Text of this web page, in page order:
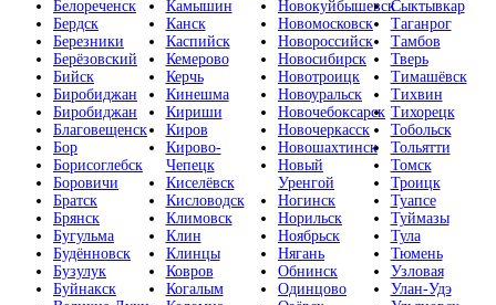
Белореченск
Бердск
Березники
Берёзовский
Бийск
Биробиджан
Биробиджан
Благовещенск
Бор
Борисоглебск
Боровичи
Братск
Брянск
Бугульма
Будённовск
Бузулук
Буйнакск
Камышин
Канск
Каспийск
Кемерово
Керчь
Кинешма
Кириши
Киров
Кирово-
Чепецк
Киселёвск
Кисловодск
Климовск
Клин
Клинцы
Ковров
Когалым
Новокуйбышевск
Новомосковск
Новороссийск
Новосибирск
Новотроицк
Новоуральск
Новочебоксарск
Новочеркасск
Новошахтинск
Новый
Уренгой
Ногинск
Норильск
Ноябрьск
Нягань
Обнинск
Одинцово
Сыктывкар
Таганрог
Тамбов
Тверь
Тимашёвск
Тихвин
Тихорецк
Тобольск
Тольятти
Томск
Троицк
Туапсе
Туймазы
Тула
Тюмень
Узловая
Улан-Удэ